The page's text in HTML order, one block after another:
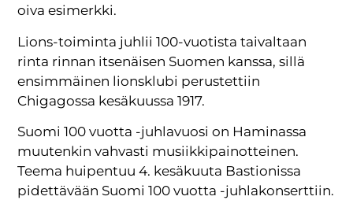
oiva esimerkki.
Lions-toiminta juhlii 100-vuotista taivaltaan
rinta rinnan itsenäisen Suomen kanssa, sillä
ensimmäinen lionsklubi perustettiin
Chigagossa kesäkuussa 1917.
Suomi 100 vuotta -juhlavuosi on Haminassa
muutenkin vahvasti musiikkipainotteinen.
Teema huipentuu 4. kesäkuuta Bastionissa
pidettävään Suomi 100 vuotta -juhlakonserttiin.